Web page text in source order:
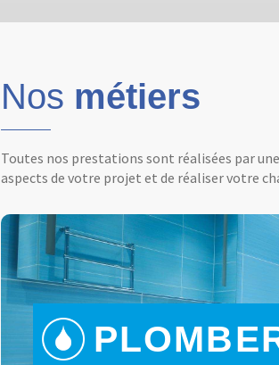
Nos métiers
Toutes nos prestations sont réalisées par
aspects de votre projet et de réaliser votre